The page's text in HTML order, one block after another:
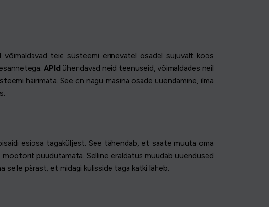
teie süsteemi erinevatel osadel sujuvalt koos
APId ühendavad neid teenuseid, võimaldades neil
häirimata. See on nagu masina osade uuendamine, ilma
esiosa tagaküljest. See tähendab, et saate muuta oma
puudutamata. Selline eraldatus muudab uuendused
selle pärast, et midagi kulisside taga katki läheb.